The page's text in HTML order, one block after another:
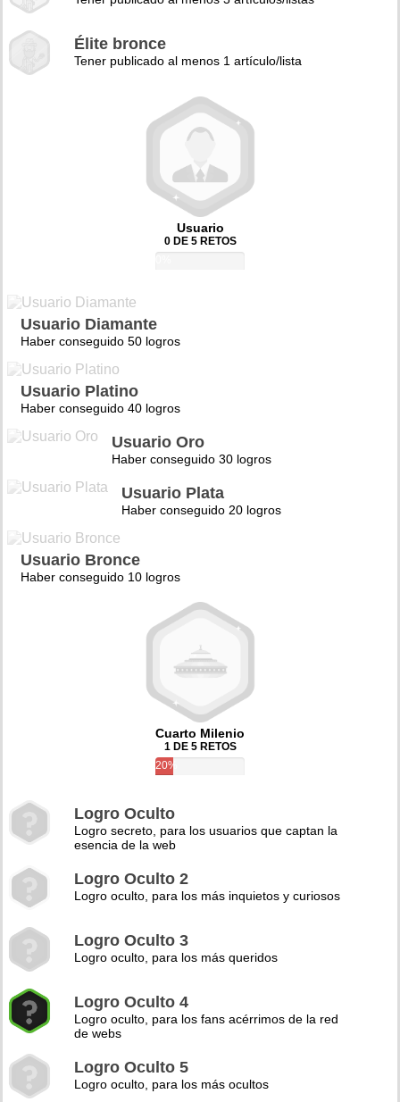
Élite bronce
Tener publicado al menos 1 artículo/lista
Usuario
0 DE 5 RETOS
Usuario Diamante
Haber conseguido 50 logros
Usuario Platino
Haber conseguido 40 logros
Usuario Oro
Haber conseguido 30 logros
Usuario Plata
Haber conseguido 20 logros
Usuario Bronce
Haber conseguido 10 logros
Cuarto Milenio
1 DE 5 RETOS
20%
Logro Oculto
Logro secreto, para los usuarios que captan la
esencia de la web
Logro Oculto 2
Logro oculto, para los más inquietos y curiosos
Logro Oculto 3
Logro oculto, para los más queridos
Logro Oculto 4
Logro oculto, para los fans acérrimos de la red
de webs
Logro Oculto 5
Logro oculto, para los más ocultos